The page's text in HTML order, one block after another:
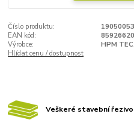
Číslo produktu:
19050053
EAN kód:
Výrobce:
HPM
Hlídat cenu / dostupnost
Veškeré stavební řezivo